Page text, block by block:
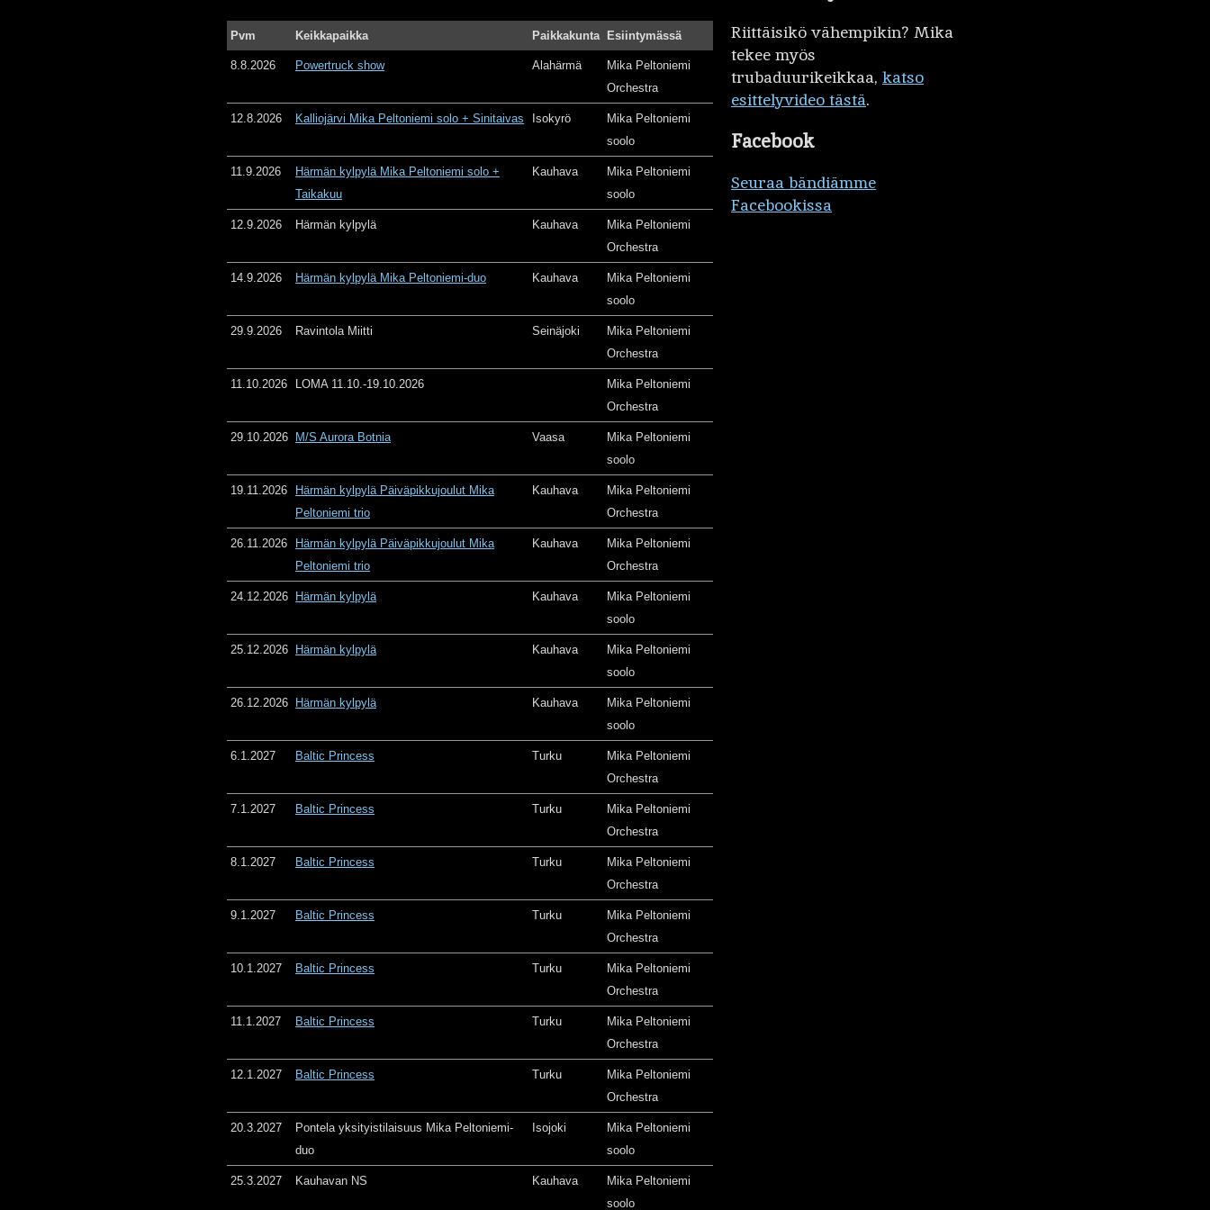
Pvm Keikkapaikka Paikkakunta Esiintymässä
8.8.2026 Powertruck show Alahärmä
Mika Peltoniemi
Orchestra
12.8.2026 Kalliojärvi Mika Peltoniemi solo + Sinitaivas Isokyrö
Mika Peltoniemi
soolo
11.9.2026
Härmän kylpylä Mika Peltoniemi solo +
Taikakuu
Kauhava
Mika Peltoniemi
soolo
12.9.2026 Härmän kylpylä Kauhava
Mika Peltoniemi
Orchestra
14.9.2026 Härmän kylpylä Mika Peltoniemi-duo Kauhava
Mika Peltoniemi
soolo
29.9.2026 Ravintola Miitti Seinäjoki
Mika Peltoniemi
Orchestra
11.10.2026 LOMA 11.10.-19.10.2026
Mika Peltoniemi
Orchestra
29.10.2026 M/S Aurora Botnia Vaasa
Mika Peltoniemi
soolo
19.11.2026
Härmän kylpylä Päiväpikkujoulut Mika
Peltoniemi trio
Kauhava
Mika Peltoniemi
Orchestra
26.11.2026
Härmän kylpylä Päiväpikkujoulut Mika
Peltoniemi trio
Kauhava
Mika Peltoniemi
Orchestra
24.12.2026 Härmän kylpylä Kauhava
Mika Peltoniemi
soolo
25.12.2026 Härmän kylpylä Kauhava
Mika Peltoniemi
soolo
26.12.2026 Härmän kylpylä Kauhava
Mika Peltoniemi
soolo
6.1.2027 Baltic Princess Turku
Mika Peltoniemi
Orchestra
7.1.2027 Baltic Princess Turku
Mika Peltoniemi
Orchestra
8.1.2027 Baltic Princess Turku
Mika Peltoniemi
Orchestra
9.1.2027 Baltic Princess Turku
Mika Peltoniemi
Orchestra
10.1.2027 Baltic Princess Turku
Mika Peltoniemi
Orchestra
11.1.2027 Baltic Princess Turku
Mika Peltoniemi
Orchestra
12.1.2027 Baltic Princess Turku
Mika Peltoniemi
Orchestra
20.3.2027
Pontela yksityistilaisuus Mika Peltoniemi-
duo
Isojoki
Mika Peltoniemi
soolo
25.3.2027 Kauhavan NS Kauhava
Mika Peltoniemi
soolo
Riittäisikö vähempikin? Mika
tekee myös
trubaduurikeikkaa, katso
esittelyvideo tästä.
Facebook
Seuraa bändiämme
Facebookissa